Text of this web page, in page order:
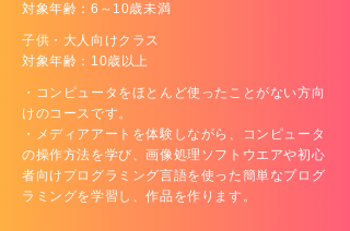
対象年齢：6～10歳未満
子供・大人向けクラス
対象年齢：10歳以上
・コンピュータをほとんど使ったことがない方向
けのコースです。
・メディアアートを体験しながら、コンピュータ
の操作方法を学び、画像処理ソフトウエアや初心
者向けプログラミング言語を使った簡単なプログ
ラミングを学習し、作品を作ります。